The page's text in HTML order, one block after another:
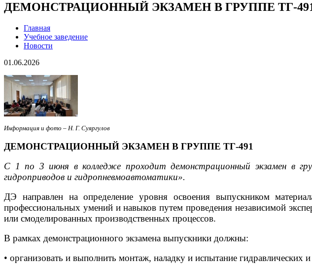
ДЕМОНСТРАЦИОННЫЙ ЭКЗАМЕН В ГРУППЕ ТГ-
Главная
Учебное заведение
Новости
01.06.2026
Информация и фото – Н. Г. Суяргулов
ДЕМОНСТРАЦИОННЫЙ ЭКЗАМЕН В ГРУППЕ ТГ-491
С 1 по 3 июня в колледже проходит демонстрационный экзамен в
гидроприводов и гидропневмоавтоматики».
ДЭ направлен на определение уровня освоения выпускником
профессиональных умений и навыков путем проведения независимой
или смоделированных производственных процессов.
В рамках демонстрационного экзамена выпускники должны:
• организовать и выполнить монтаж, наладку и испытание гидравлических